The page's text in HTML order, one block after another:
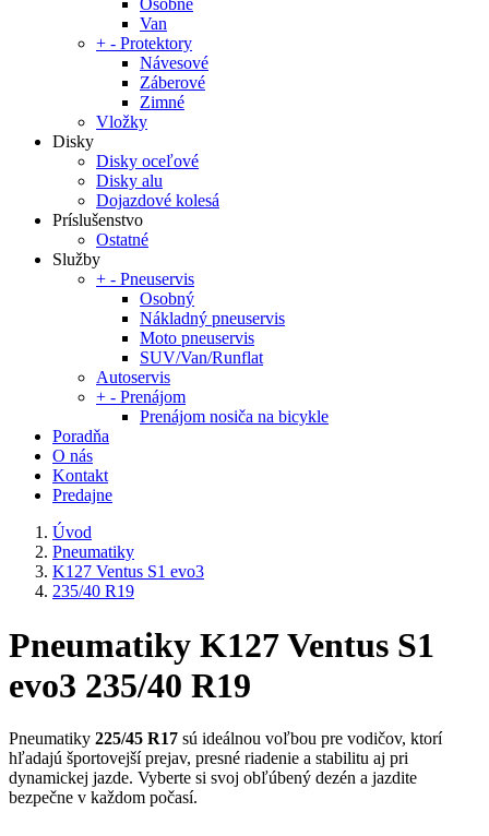
Osobné
Van
+ - Protektory
Návesové
Záberové
Zimné
Vložky
Disky
Disky oceľové
Disky alu
Dojazdové kolesá
Príslušenstvo
Ostatné
Služby
+ - Pneuservis
Osobný
Nákladný pneuservis
Moto pneuservis
SUV/Van/Runflat
Autoservis
+ - Prenájom
Prenájom nosiča na bicykle
Poradňa
O nás
Kontakt
Predajne
Úvod
Pneumatiky
K127 Ventus S1 evo3
235/40 R19
Pneumatiky K127 Ventus S1
evo3 235/40 R19
Pneumatiky 225/45 R17 sú ideálnou voľbou pre vodičov, ktorí
hľadajú športovejší prejav, presné riadenie a stabilitu aj pri
dynamickej jazde. Vyberte si svoj obľúbený dezén a jazdite
bezpečne v každom počasí.